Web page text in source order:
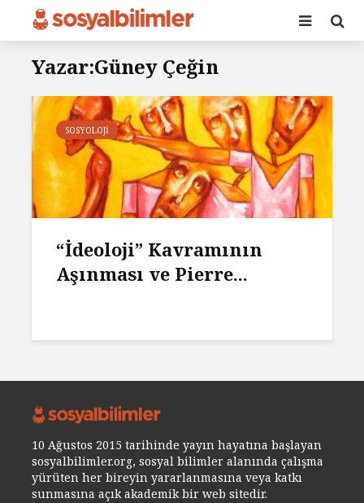
Yazar:Güney Çeğin
SOSYOLOJI
“İdeoloji” Kavramının
Aşınması ve Pierre...
10 Ağustos 2015 tarihinde yayın hayatına başlayan
sosyalbilimler.org, sosyal bilimler alanında çalışma
yürüten her bireyin yararlanmasına veya katkı
sunmasına açık akademik bir web sitedir.